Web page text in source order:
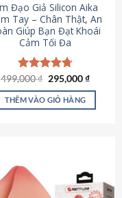
Đạo Giả Silicon Aika
Tay – Chân Thật, An
Giúp Bạn Đạt Khoái
Cảm Tối Đa
Được xếp
hạng4.75
5 sao
499,000₫ Giá
là:
499,000 ₫.
295,000₫Giá
tại
THÊM VÀO GIỎ HÀNG